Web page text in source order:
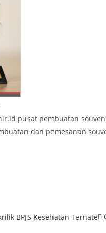
pusat pembuatan
dan pemesanan